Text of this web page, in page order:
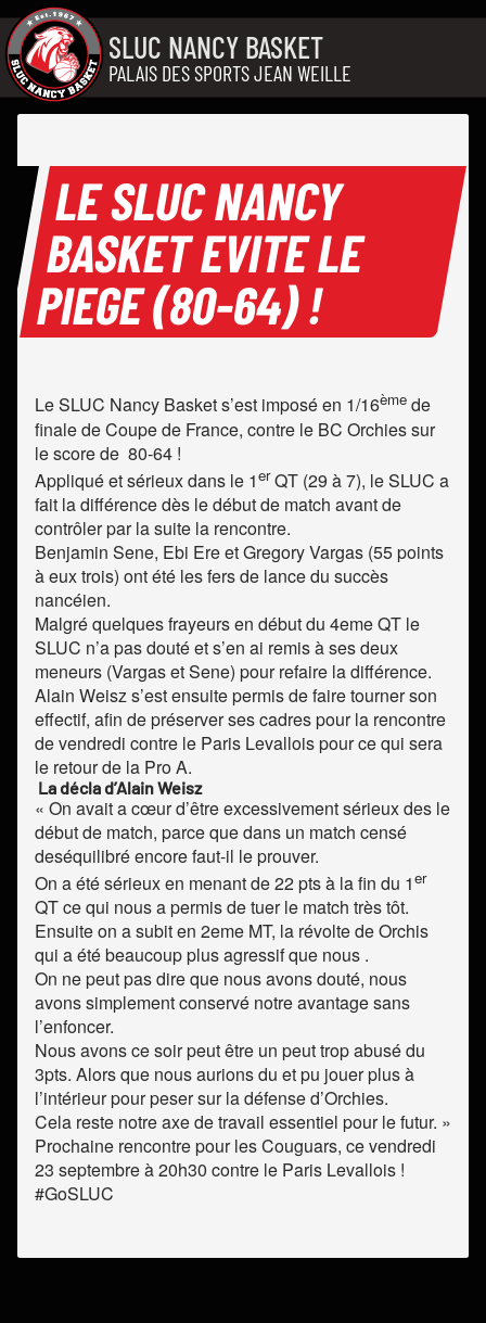
Aller au contenu
SLUC NANCY BASKET
PALAIS DES SPORTS JEAN WEILLE
LE SLUC NANCY
BASKET EVITE LE
PIEGE (80-64) !
Le SLUC Nancy Basket s’est imposé en 1/16ème de
finale de Coupe de France, contre le BC Orchies sur
le score de 80-64 !
Appliqué et sérieux dans le 1erQT (29 à 7), le SLUC a
fait la différence dès le début de match avant de
contrôler par la suite la rencontre.
Benjamin Sene, Ebi Ere et Gregory Vargas (55 points
à eux trois) ont été les fers de lance du succès
nancéien.
Malgré quelques frayeurs en début du 4eme QT le
SLUC n’a pas douté et s’en ai remis à ses deux
meneurs (Vargas et Sene) pour refaire la différence.
Alain Weisz s’est ensuite permis de faire tourner son
effectif, afin de préserver ses cadres pour la rencontre
de vendredi contre le Paris Levallois pour ce qui sera
le retour de la Pro A.
La décla d’Alain Weisz
« On avait a cœur d’être excessivement sérieux des le
début de match, parce que dans un match censé
deséquilibré encore faut-il le prouver.
On a été sérieux en menant de 22 pts à la fin du 1er
QT ce qui nous a permis de tuer le match très tôt.
Ensuite on a subit en 2eme MT, la révolte de Orchis
qui a été beaucoup plus agressif que nous .
On ne peut pas dire que nous avons douté, nous
avons simplement conservé notre avantage sans
l’enfoncer.
Nous avons ce soir peut être un peut trop abusé du
3pts. Alors que nous aurions du et pu jouer plus à
l’intérieur pour peser sur la défense d’Orchies.
Cela reste notre axe de travail essentiel pour le futur. »
Prochaine rencontre pour les Couguars, ce vendredi
23 septembre à 20h30 contre le Paris Levallois !
#GoSLUC